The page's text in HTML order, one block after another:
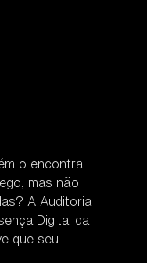
o encontra
mas não
A Auditoria
Digital da
que seu